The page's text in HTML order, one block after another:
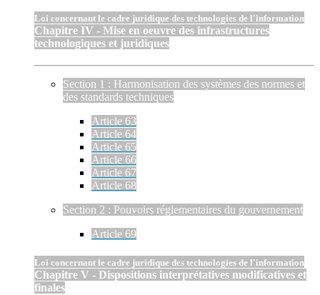
Loi concernant le cadre juridique des technologies de l'information
Chapitre IV - Mise en oeuvre des infrastructures
technologiques et juridiques
Section 1 : Harmonisation des systèmes des normes et
des standards techniques
Article 63
Article 64
Article 65
Article 66
Article 67
Article 68
Section 2 : Pouvoirs réglementaires du gouvernement
Article 69
Loi concernant le cadre juridique des technologies de l'information
Chapitre V - Dispositions interprétatives modificatives et
finales